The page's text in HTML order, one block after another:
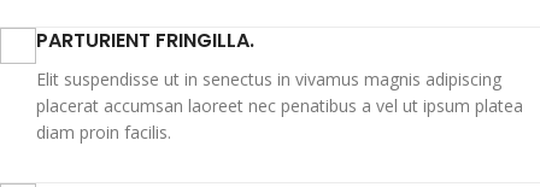
PARTURIENT FRINGILLA.
Elit suspendisse ut in senectus in vivamus magnis adipiscing
placerat accumsan laoreet nec penatibus a vel ut ipsum platea
diam proin facilis.